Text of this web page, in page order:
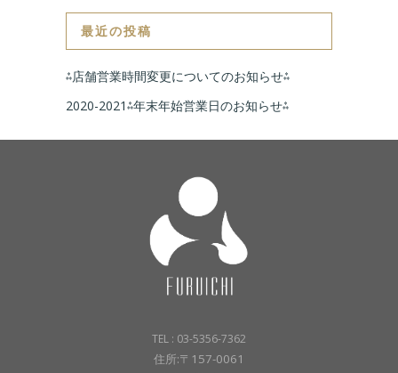
最近の投稿
⁂店舗営業時間変更についてのお知らせ⁂
2020-2021⁂年末年始営業日のお知らせ⁂
TEL : 03-5356-7362
住所:〒157-0061